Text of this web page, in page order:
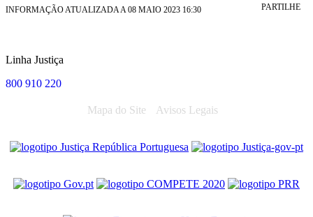
INFORMAÇÃO ATUALIZADA A 08 MAIO 2023 16:30 PARTILHE
Linha Justiça
800 910 220
Mapa do Site Avisos Legais